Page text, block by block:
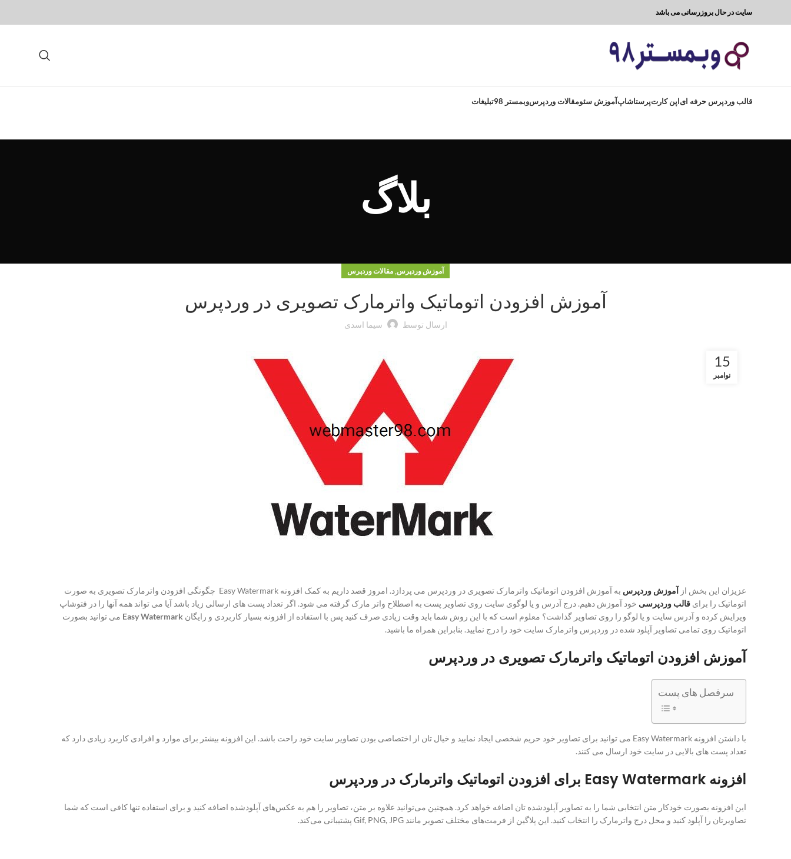
سایت در حال بروزرسانی می باشد
قالب وردپرس حرفه ایاپن کارتپرستاشاپآموزش سئومقالات وردپرسوبمستر 98 تبلیغات
بلاگ
آموزش وردپرس, مقالات وردپرس
آموزش افزودن اتوماتیک واترمارک تصویری در وردپرس
ارسال توسط سیما اسدی
15
نوامبر
عزیزان این بخش از آموزش وردپرس
به آموزش افزودن اتوماتیک واترمارک تصویری در وردپرس می پردازد. امروز قصد داریم به کمک افزونه Easy Watermark چگونگی افزودن واترمارک تصویری به صورت
اتوماتیک را برای قالب وردپرسی خود آموزش دهیم. درج آدرس و یا لوگوی سایت روی تصاویر پست به اصطلاح واتر مارک گرفته می شود. اگر تعداد پست های ارسالی زیاد باشد آیا می تواند همه آنها را در فتوشاپ
ویرایش کرده و آدرس سایت و یا لوگو را روی تصاویر گذاشت؟ معلوم است که با این روش شما باید وقت زیادی صرف کنید پس با استفاده از افزونه بسیار کاربردی و رایگان Easy Watermark می توانید بصورت
اتوماتیک روی تمامی تصاویر آپلود شده در وردپرس واترمارک سایت خود را درج نمایید. بنابراین همراه ما باشید.
آموزش افزودن اتوماتیک واترمارک تصویری در وردپرس
سرفصل های پست
با داشتن افزونه Easy Watermark می توانید برای تصاویر خود حریم شخصی ایجاد نمایید و خیال تان از اختصاصی بودن تصاویر سایت خود راحت باشد. این افزونه بیشتر برای موارد و افرادی کاربرد زیادی دارد که
تعداد پست های بالایی در سایت خود ارسال می کنند.
افزونه Easy Watermark برای افزودن اتوماتیک واترمارک در وردپرس
این افزونه بصورت خودکار متن انتخابی شما را به تصاویر آپلودشده تان اضافه خواهد کرد. همچنین می‌توانید علاوه بر متن، تصاویر را هم به عکس‌های آپلودشده اضافه کنید و برای استفاده تنها کافی است که شما
تصاویرتان را آپلود کنید و محل درج واترمارک را انتخاب کنید. این پلاگین از فرمت‌های مختلف تصویر مانند Gif, PNG, JPG پشتیبانی می‌کند.